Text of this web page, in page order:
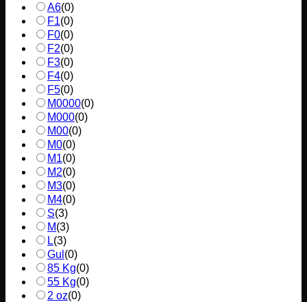
A6(0)
F1(0)
F0(0)
F2(0)
F3(0)
F4(0)
F5(0)
M0000(0)
M000(0)
M00(0)
M0(0)
M1(0)
M2(0)
M3(0)
M4(0)
S(3)
M(3)
L(3)
Gul (0)
85 Kg(0)
55 Kg(0)
2 oz(0)